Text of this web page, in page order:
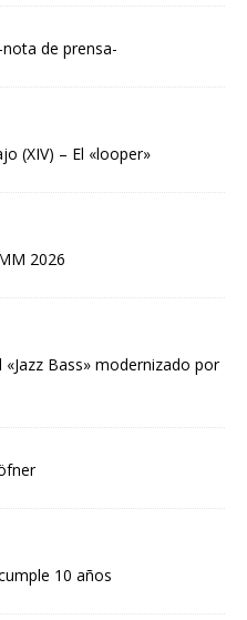
de prensa-
(XIV) – El «looper»
2026
«Jazz Bass» modernizado por
10 años